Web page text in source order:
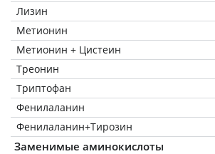
Лизин
Метионин
Метионин + Цистеин
Треонин
Триптофан
Фенилаланин
Фенилаланин+Тирозин
Заменимые аминокислоты